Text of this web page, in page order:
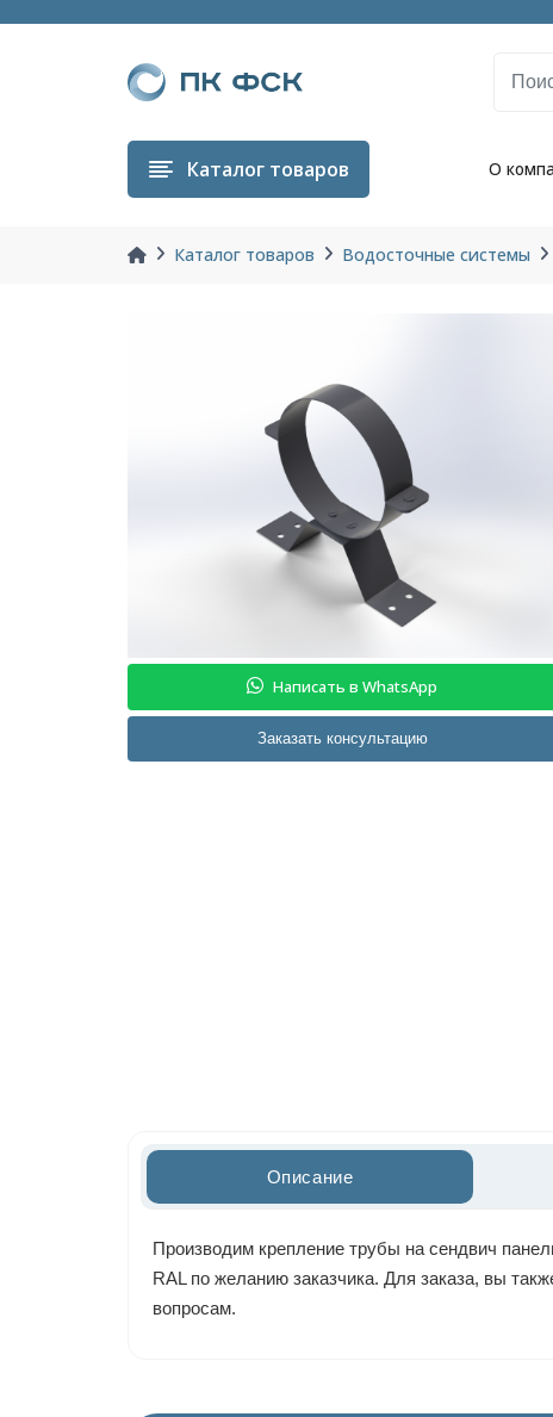
Каталог товаров О
Каталог товаров Водосточные системы
Написать в WhatsApp
Заказать консультацию
Описание
Производим крепление трубы на сендвич
RAL по желанию заказчика. Для заказа, вы
вопросам.